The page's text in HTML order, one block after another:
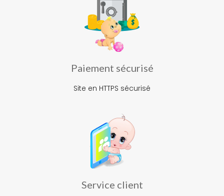
Paiement sécurisé
Site en HTTPS sécurisé
Service client